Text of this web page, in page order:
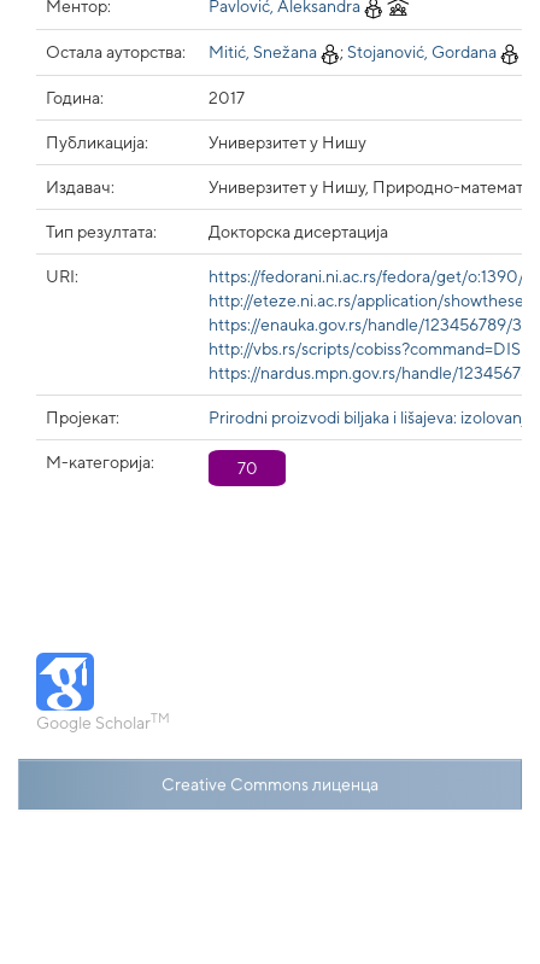
Ментор: Pavlović, Aleksandra
Остала ауторства: Mitić, Snežana ;Stojanović, Gordana
Година: 2017
Публикација: Универзитет у Нишу
Издавач: Универзитет у Нишу, Природно-
Тип резултата: Докторска дисертација
URI:
https://fedorani.ni.ac.rs/fedora/get/o:1390/
http://eteze.ni.ac.rs/application/
https://enauka.gov.rs/handle/123456789/
http://vbs.rs/scripts/
https://nardus.mpn.gov.rs/handle/
Пројекат: Prirodni proizvodi biljaka i lišajeva:
М-категорија: 70
Google ScholarTM
Creative Commons лиценца